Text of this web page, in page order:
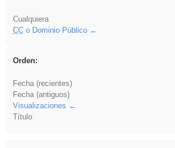
Cualquiera
CCo Dominio Público
Orden:
Fecha (recientes)
Fecha (antiguos)
Visualizaciones
Título